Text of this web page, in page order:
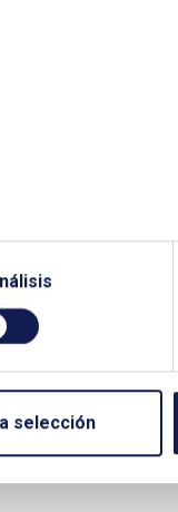
selección